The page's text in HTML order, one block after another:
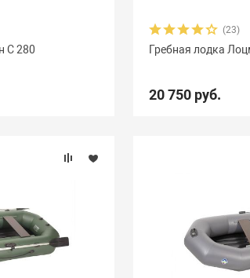
С 280
(23)
Гребная лодка
20 750 руб.